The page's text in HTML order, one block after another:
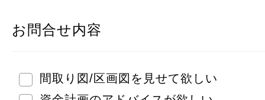
お問合せ内容
間取り図/区画図を見せて欲しい